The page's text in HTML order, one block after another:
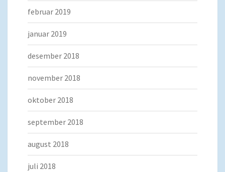
februar 2019
januar 2019
desember 2018
november 2018
oktober 2018
september 2018
august 2018
juli 2018